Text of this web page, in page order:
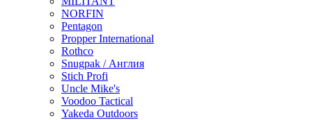
NORFIN
Pentagon
Propper International
Rothco
Snugpak / Англия
Stich Profi
Uncle Mike's
Voodoo Tactical
Yakeda Outdoors